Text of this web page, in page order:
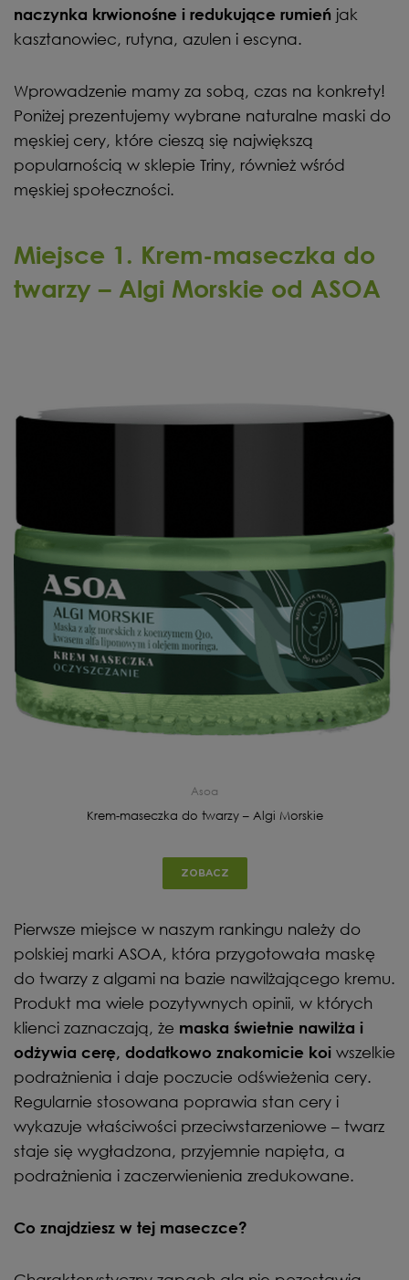
naczynka krwionośne i redukujące rumień jak
kasztanowiec, rutyna, azulen i escyna.
Wprowadzenie mamy za sobą, czas na konkrety!
Poniżej prezentujemy wybrane naturalne maski do
męskiej cery, które cieszą się największą
popularnością w sklepie Triny, również wśród
męskiej społeczności.
Miejsce 1. Krem-maseczka do
twarzy – Algi Morskie od ASOA
Asoa
Krem-maseczka do twarzy – Algi Morskie
ZOBACZ
Pierwsze miejsce w naszym rankingu należy do
polskiej marki ASOA, która przygotowała maskę
do twarzy z algami na bazie nawilżającego kremu.
Produkt ma wiele pozytywnych opinii, w których
klienci zaznaczają, że maska świetnie nawilża i
odżywia cerę, dodatkowo znakomicie koi wszelkie
podrażnienia i daje poczucie odświeżenia cery.
Regularnie stosowana poprawia stan cery i
wykazuje właściwości przeciwstarzeniowe – twarz
staje się wygładzona, przyjemnie napięta, a
podrażnienia i zaczerwienienia zredukowane.
Co znajdziesz w tej maseczce?